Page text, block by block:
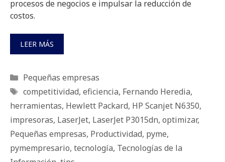
procesos de negocios e impulsar la reducción de
costos.
LEER MÁS
Categorías
Pequeñas empresas
Etiquetas
competitividad, eficiencia, Fernando Heredia,
herramientas, Hewlett Packard, HP Scanjet N6350,
impresoras, LaserJet, LaserJet P3015dn, optimizar,
Pequeñas empresas, Productividad, pyme,
pymempresario, tecnología, Tecnologías de la